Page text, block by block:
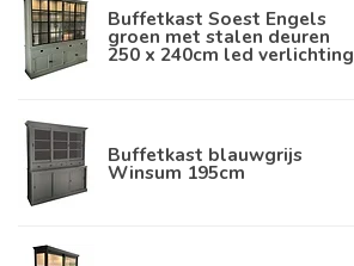
Buffetkast Soest Engels
groen met stalen deuren
250 x 240cm led verlichting
Buffetkast blauwgrijs
Winsum 195cm